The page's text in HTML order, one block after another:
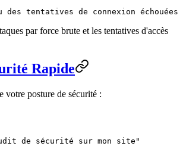
tentatives de connexion
par force brute et les tentatives d'accès
Rapide
votre posture de sécurité :
de sécurité sur mon site"